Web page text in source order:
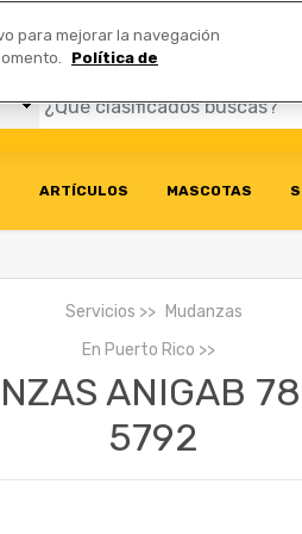
ARTÍCULOS MASCOTAS
Servicios
Mudanzas
En Puerto Rico
ANIGAB
5792
para mejorar la navegación
Política de